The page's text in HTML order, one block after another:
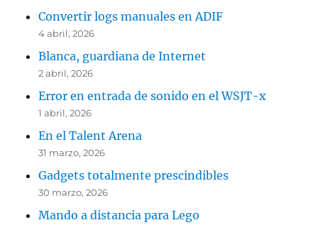
Convertir logs manuales en ADIF
4 abril, 2026
Blanca, guardiana de Internet
2 abril, 2026
Error en entrada de sonido en el WSJT-x
1 abril, 2026
En el Talent Arena
31 marzo, 2026
Gadgets totalmente prescindibles
30 marzo, 2026
Mando a distancia para Lego